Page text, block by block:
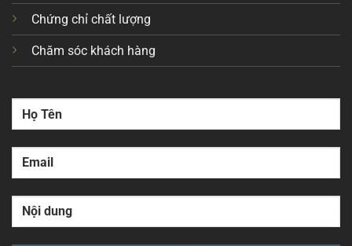
Chứng chỉ chất lượng
Chăm sóc khách hàng